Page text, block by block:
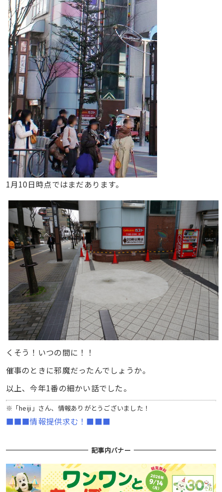
1月10日時点ではまだあります。
くそう！いつの間に！！
催事のときに邪魔だったんでしょうか。
以上、今年1番の細かい話でした。
※「heiji」さん、情報ありがとうございました！
■■■情報提供求む！■■■
記事内バナー